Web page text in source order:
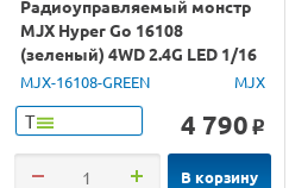
Радиоуправляемый монстр
MJX Hyper Go 16108
(зеленый) 4WD 2.4G LED 1/16
RTR
MJX-16108-GREEN MJX
Т 4 790 o
В корзину